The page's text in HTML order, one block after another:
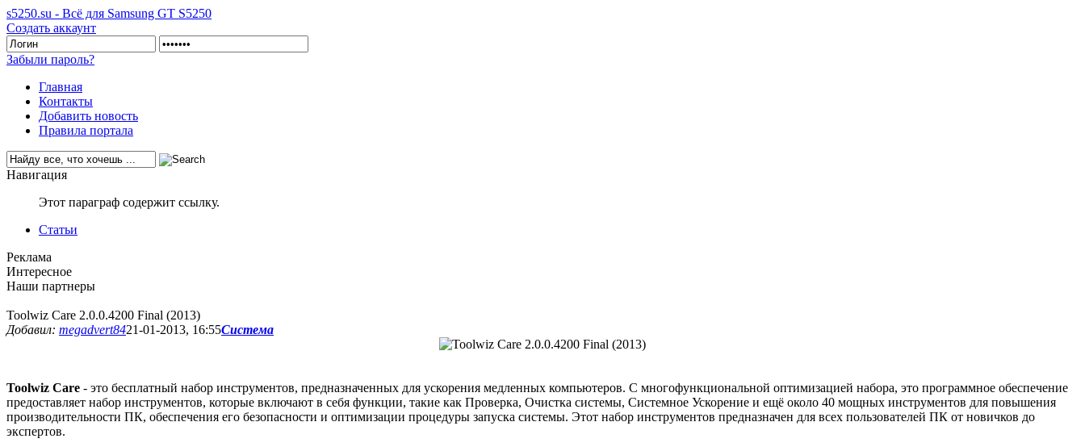
s5250.su - Всё для Samsung GT S5250
Создать аккаунт
Забыли пароль?
Главная
Контакты
Добавить новость
Правила портала
Навигация
Этот параграф содержит ссылку.
Статьи
Реклама
Интересное
Наши партнеры
Toolwiz Care 2.0.0.4200 Final (2013)
Добавил: megadvert8421-01-2013, 16:55Система
Toolwiz Care - это бесплатный набор инструментов, предназначенных для ускорения медленных компьютеров. С многофункциональной оптимизацией набора, это программное обеспечение
предоставляет набор инструментов, которые включают в себя функции, такие как Проверка, Очистка системы, Системное Ускорение и ещё около 40 мощных инструментов для повышения
производительности ПК, обеспечения его безопасности и оптимизации процедуры запуска системы. Этот набор инструментов предназначен для всех пользователей ПК от новичков до
экспертов.